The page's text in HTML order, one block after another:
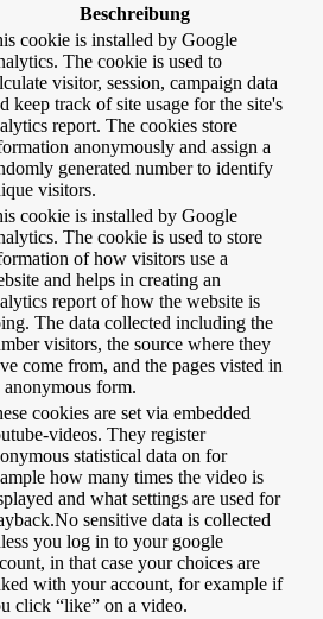
Beschreibung
cookie is installed by Google
The cookie is used to
visitor, session, campaign data
keep track of site usage for the site's
report. The cookies store
anonymously and assign a
generated number to identify
visitors.
cookie is installed by Google
The cookie is used to store
of how visitors use a
and helps in creating an
report of how the website is
The data collected including the
visitors, the source where they
come from, and the pages visted in
anonymous form.
cookies are set via embedded
videos. They register
statistical data on for
how many times the video is
and what settings are used for
sensitive data is collected
you log in to your google
in that case your choices are
with your account, for example if
click “like” on a video.